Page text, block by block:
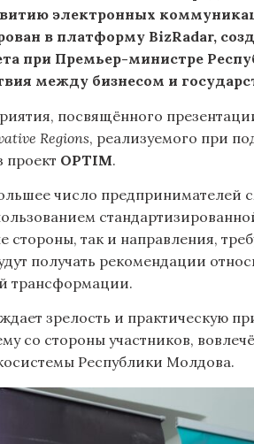
электронных
в платформу BizRadar,
при Премьер-министре
между бизнесом и
посвящённого
Regions, реализуемого при
проект OPTIM.
число предпринимателей
стороны, так и направления,
получать рекомендации
трансформации.
зрелость и практическую
со стороны участников,
Республики Молдова.